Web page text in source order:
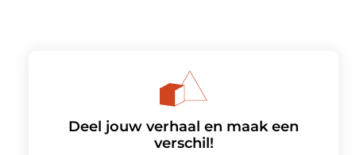
Deel jouw verhaal en maak een
verschil!